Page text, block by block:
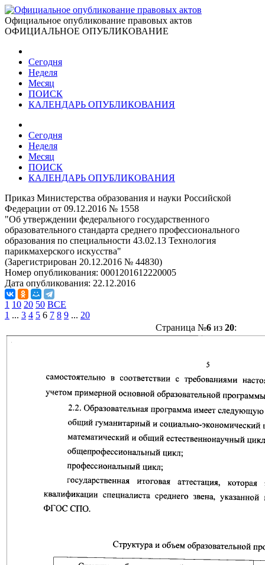
Официальное опубликование правовых актов
ОФИЦИАЛЬНОЕ ОПУБЛИКОВАНИЕ
Сегодня
Неделя
Месяц
ПОИСК
КАЛЕНДАРЬ ОПУБЛИКОВАНИЯ
Сегодня
Неделя
Месяц
ПОИСК
КАЛЕНДАРЬ ОПУБЛИКОВАНИЯ
Приказ Министерства образования и науки Российской
Федерации от 09.12.2016 № 1558
"Об утверждении федерального государственного
образовательного стандарта среднего профессионального
образования по специальности 43.02.13 Технология
парикмахерского искусства"
(Зарегистрирован 20.12.2016 № 44830)
Номер опубликования: 0001201612220005
Дата опубликования: 22.12.2016
1 10 20 50 ВСЕ
1 ... 3 4 5 6 7 8 9 ... 20
Страница №6из 20: